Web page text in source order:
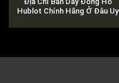
Hublot Chính Hãng Ở Đâu Uy